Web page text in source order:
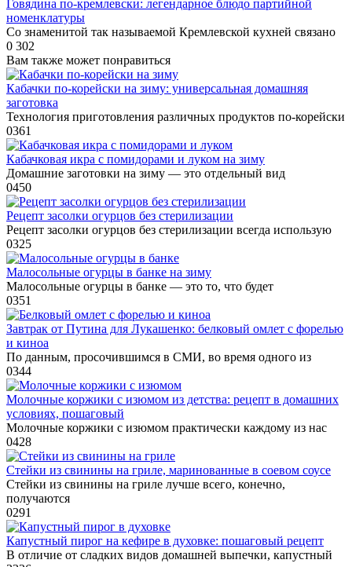
Говядина по-кремлевски: легендарное блюдо партийной
номенклатуры
Со знаменитой так называемой Кремлевской кухней связано
0 302
Вам также может понравиться
Кабачки по-корейски на зиму: универсальная домашняя
заготовка
Технология приготовления различных продуктов по-корейски
0361
Кабачковая икра с помидорами и луком на зиму
Домашние заготовки на зиму — это отдельный вид
0450
Рецепт засолки огурцов без стерилизации
Рецепт засолки огурцов без стерилизации всегда использую
0325
Малосольные огурцы в банке на зиму
Малосольные огурцы в банке — это то, что будет
0351
Завтрак от Путина для Лукашенко: белковый омлет с форелью
и киноа
По данным, просочившимся в СМИ, во время одного из
0344
Молочные коржики с изюмом из детства: рецепт в домашних
условиях, пошаговый
Молочные коржики с изюмом практически каждому из нас
0428
Стейки из свинины на гриле, маринованные в соевом соусе
Стейки из свинины на гриле лучше всего, конечно,
получаются
0291
Капустный пирог на кефире в духовке: пошаговый рецепт
В отличие от сладких видов домашней выпечки, капустный